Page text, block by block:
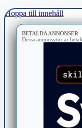
Hoppa till innehåll
BETALDA ANNONSER
Dessa annonsytor är